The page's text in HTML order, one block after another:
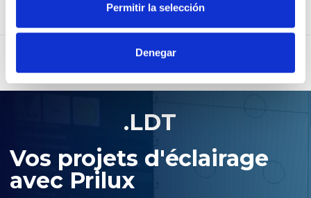
Permitir la selección
Denegar
.LDT
Vos projets d'éclairage
avec Prilux